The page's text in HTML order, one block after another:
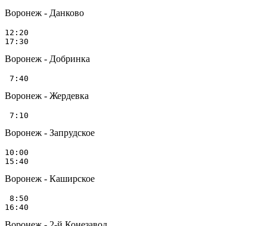
Воронеж - Данково
12:20
Воронеж - Добринка
Воронеж - Жердевка
Воронеж - Запрудское
10:00
Воронеж - Каширское
8:50